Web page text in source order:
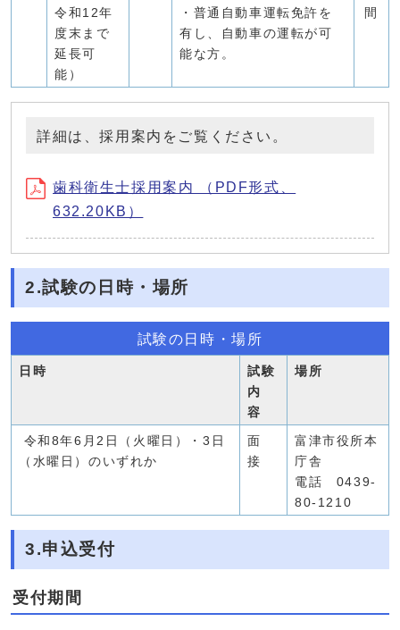
令和12年
度末まで
延長可
能）
・普通自動車運転免許を
有し、自動車の運転が可
能な方。
間
詳細は、採用案内をご覧ください。
歯科衛生士採用案内 （PDF形式、
632.20KB）
2.試験の日時・場所
試験の日時・場所
日時
試験
内
容
場所
令和8年6月2日（火曜日）・3日
（水曜日）のいずれか
面
接
富津市役所本
庁舎
電話 0439-
80-1210
3.申込受付
受付期間